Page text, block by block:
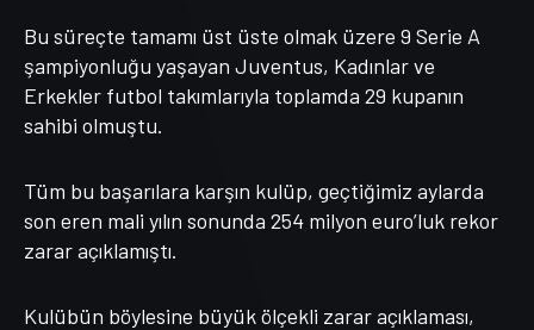
Bu süreçte tamamı üst üste olmak üzere 9 Serie A
şampiyonluğu yaşayan Juventus, Kadınlar ve
Erkekler futbol takımlarıyla toplamda 29 kupanın
sahibi olmuştu.
Tüm bu başarılara karşın kulüp, geçtiğimiz aylarda
son eren mali yılın sonunda 254 milyon euro’luk rekor
zarar açıklamıştı.
Kulübün böylesine büyük ölçekli zarar açıklaması,